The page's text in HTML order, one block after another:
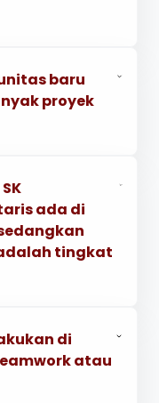
baru
proyek
ada di
tingkat
di
atau